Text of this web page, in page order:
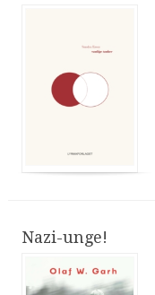
Nazi-unge!